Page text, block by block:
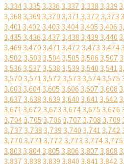
3,3343,335 3,336 3,337 3,338 3,339
3,368 3,369 3,370 3,3713,372 3,373
3,4013,402 3,403 3,4043,405 3,406
3,435 3,436 3,437 3,438 3,439 3,440
3,469 3,470 3,4713,472 3,473 3,474
3,502 3,503 3,5043,505 3,506 3,507
3,536 3,537 3,538 3,539 3,540 3,541
3,570 3,5713,572 3,573 3,5743,575
3,603 3,6043,605 3,606 3,607 3,608
3,637 3,638 3,639 3,640 3,6413,642
3,6713,672 3,673 3,6743,675 3,676
3,7043,705 3,706 3,707 3,708 3,709
3,737 3,738 3,739 3,740 3,7413,742
3,770 3,7713,772 3,773 3,7743,775
3,803 3,8043,805 3,806 3,807 3,808
3,837 3,838 3,839 3,840 3,8413,842